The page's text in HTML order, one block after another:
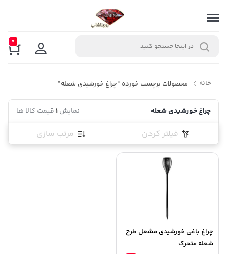
0
خانه محصولات برچسب خورده “چراغ خورشیدی شعله”
چراغ خورشیدی شعله نمایش1قیمت کالا ها
فیلتر کردن مرتب سازی
چراغ باغی خورشیدی مشعل طرح
شعله متحرک